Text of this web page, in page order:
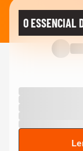
O ESSENCIAL